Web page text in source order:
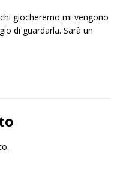
giocheremo mi vengono
di guardarla. Sarà un